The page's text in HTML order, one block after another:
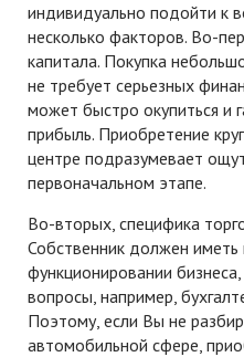
индивидуально подойти к
несколько факторов. Во-
капитала. Покупка
не требует серьезных
может быстро окупиться и
прибыль. Приобретение
центре подразумевает
первоначальном этапе.
Во-вторых, специфика
Собственник должен иметь
функционировании бизнеса,
вопросы, например,
Поэтому, если Вы не
автомобильной сфере,